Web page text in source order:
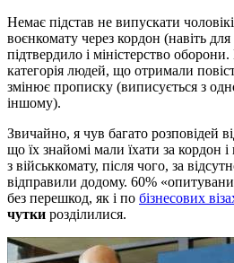
Немає підстав не випускати
воєнкомату через кордон (навіть для
підтвердило і міністерство
категорія людей, що отримали
змінює прописку (виписується з
іншому).
Звичайно, я чув багато розповідей
що їх знайомі мали їхати за кордон
з військкомату, після чого, за
відправили додому. 60%
без перешкод, як і по бізнесових
чутки розділилися.